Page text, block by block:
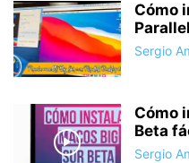
Cómo
Sergio
Cómo
Beta
Sergio